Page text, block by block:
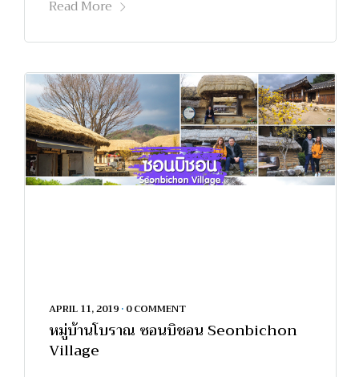
Read More
APRIL 11, 2019 • 0 COMMENT
หมู่บ้านโบราณ ซอนบิชอน Seonbichon
Village